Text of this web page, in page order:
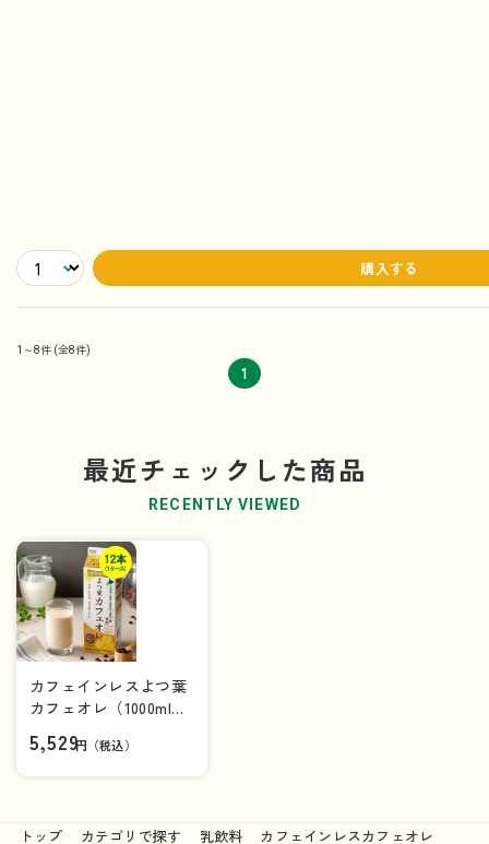
購入する
1～8件 (全8件)
1
最近チェックした商品
RECENTLY VIEWED
カフェインレスよつ葉
カフェオレ（1000ml）
（1ケース）【送料込
み】
5,529円（税込）
トップ カテゴリで探す 乳飲料 カフェインレスカフェオレ